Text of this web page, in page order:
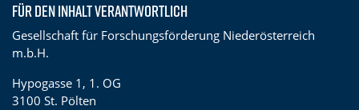
Für den Inhalt verantwortlich
Gesellschaft für Forschungsförderung Niederösterreich
m.b.H.
Hypogasse 1, 1. OG
3100 St. Pölten